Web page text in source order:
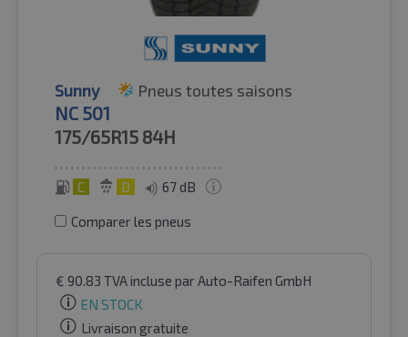
Sunny Pneus toutes saisons
NC 501
175/65R15 84H
C D 67 dB
Comparer les pneus
€ 90.83 TVA incluse par Auto-Raifen GmbH
EN STOCK
Livraison gratuite